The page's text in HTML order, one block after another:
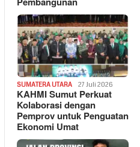
SUMATERA UTARA 27 Juli 2026
KAHMI Sumut Perkuat
Kolaborasi dengan
Pemprov untuk Penguatan
Ekonomi Umat